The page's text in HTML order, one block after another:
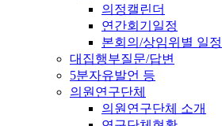
의정캘린더
연간회기일정
본회의/상임위별 일정
대집행부질문/답변
5분자유발언 등
의원연구단체
의원연구단체 소개